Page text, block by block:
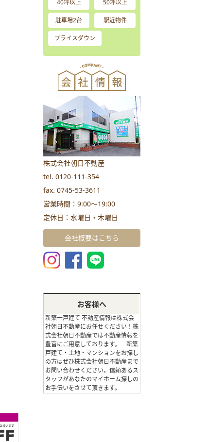
40坪以上 50坪以上
駐車場2台 駅近物件
プライスダウン
株式会社朝日不動産
tel. 0120-111-354
fax. 0745-53-3611
営業時間：9:00～19:00
定休日：水曜日・木曜日
会社概要はこちら
お客様へ
新築一戸建て 不動産情報は株式会
社朝日不動産にお任せください！株
式会社朝日不動産では不動産情報を
豊富にご用意しております。 新築
戸建て・土地・マンションをお探し
の方はぜひ株式会社朝日不動産まで
お問い合わせください。信頼あるス
タッフがあなたのマイホーム探しの
お手伝いをさせて頂きます。